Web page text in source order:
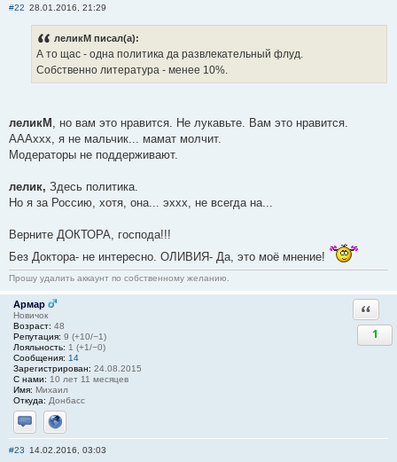
#22 28.01.2016, 21:29
леликМ писал(а):
А то щас - одна политика да развлекательный флуд.
Собственно литература - менее 10%.
леликМ , но вам это нравится. Не лукавьте. Вам это нравится.
АААххх, я не мальчик... мамат молчит.
Модераторы не поддерживают.
лелик, Здесь политика.
Но я за Россию, хотя, она... эххх, не всегда на...
Верните ДОКТОРА, господа!!!
Без Доктора- не интересно. ОЛИВИЯ- Да, это моё мнение!
Прошу удалить аккаунт по собственному желанию.
Армар
Новичок
Возраст: 48
Репутация: 9 (+10/−1)
Лояльность: 1 (+1/−0)
Сообщения: 14
Зарегистрирован: 24.08.2015
С нами: 10 лет 11 месяцев
Имя: Михаил
Откуда: Донбасс
Отправить личное сообщение
Сайт
1
#23 14.02.2016, 03:03